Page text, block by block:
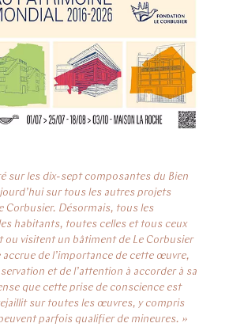
sur les dix-sept composantes du Bien
sur tous les autres projets
Corbusier. Désormais, tous les
habitants, toutes celles et tous ceux
ou visitent un bâtiment de Le Corbusier
de l’importance de cette œuvre,
et de l’attention à accorder à sa
que cette prise de conscience est
sur toutes les œuvres, y compris
parfois qualifier de mineures. »